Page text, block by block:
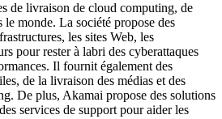
de livraison de cloud computing, de
le monde. La société propose des
les sites Web, les
pour rester à labri des cyberattaques
Il fournit également des
de la livraison des médias et des
De plus, Akamai propose des solutions
services de support pour aider les